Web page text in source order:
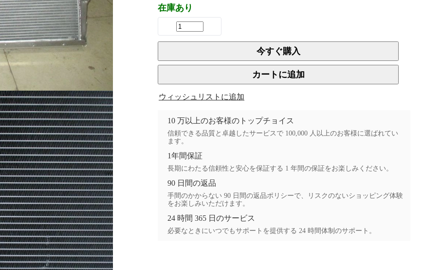
在庫あり
今すぐ購入
カートに追加
ウィッシュリストに追加
10 万以上のお客様のトップチョイス
信頼できる品質と卓越したサービスで 100,000 人以上のお客様に選ばれてい
ます。
1年間保証
長期にわたる信頼性と安心を保証する 1 年間の保証をお楽しみください。
90 日間の返品
手間のかからない 90 日間の返品ポリシーで、リスクのないショッピング体験
をお楽しみいただけます。
24 時間 365 日のサービス
必要なときにいつでもサポートを提供する 24 時間体制のサポート。